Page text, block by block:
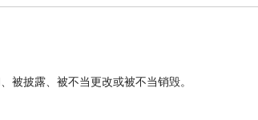
被披露、被不当更改或被不当销毁。